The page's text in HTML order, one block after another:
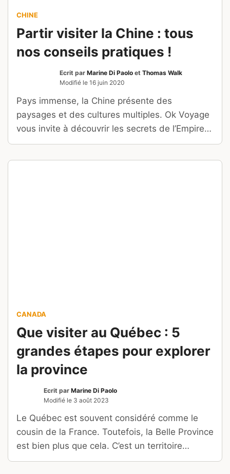
CHINE
Partir visiter la Chine : tous
nos conseils pratiques !
Ecrit par Marine Di Paolo et Thomas Walk
Modifié le 16 juin 2020
Pays immense, la Chine présente des
paysages et des cultures multiples. Ok Voyage
vous invite à découvrir les secrets de l’Empire
du milieu.
CANADA
Que visiter au Québec : 5
grandes étapes pour explorer
la province
Ecrit par Marine Di Paolo
Modifié le 3 août 2023
Le Québec est souvent considéré comme le
cousin de la France. Toutefois, la Belle Province
est bien plus que cela. C’est un territoire
immense, avec une identité et une culture qui